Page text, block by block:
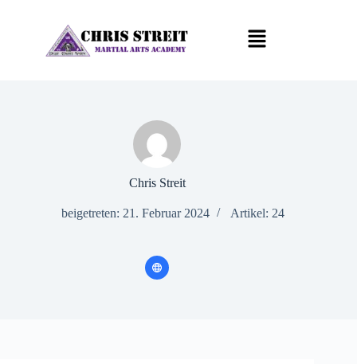
Chris Streit
beigetreten: 21. Februar 2024 Artikel: 24